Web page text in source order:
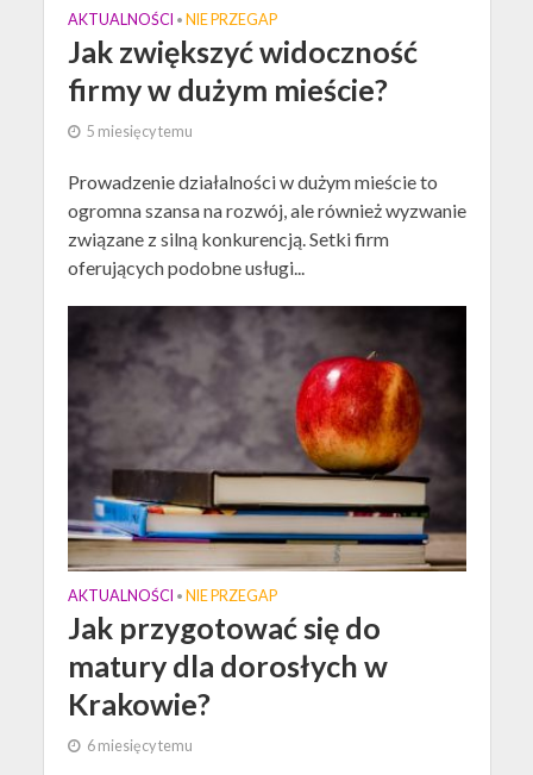
AKTUALNOŚCI • NIE PRZEGAP
Jak zwiększyć widoczność
firmy w dużym mieście?
5 miesięcy temu
Prowadzenie działalności w dużym mieście to
ogromna szansa na rozwój, ale również wyzwanie
związane z silną konkurencją. Setki firm
oferujących podobne usługi...
AKTUALNOŚCI • NIE PRZEGAP
Jak przygotować się do
matury dla dorosłych w
Krakowie?
6 miesięcy temu